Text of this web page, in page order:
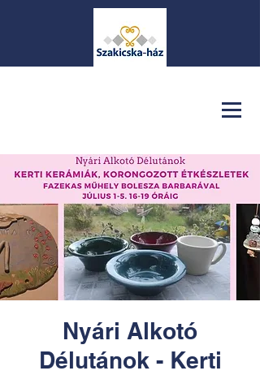
Nyári Alkotó
Délutánok - Kerti